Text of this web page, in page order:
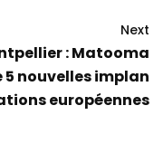
Next
: Matooma
5 nouvelles implan
européennes